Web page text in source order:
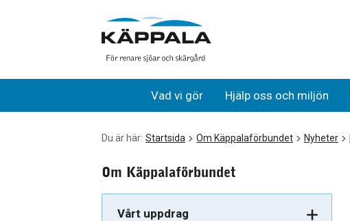
Vad vi gör Hjälp oss och miljön
Du är här: Startsida Om Käppalaförbundet Nyheter
Om Käppalaförbundet
Vårt uppdrag